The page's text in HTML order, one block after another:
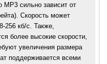
МР3 сильно зависит от
Скорость может
256 кб/с. Также,
более высокие скорости,
увеличения размера
поддерживается всеми